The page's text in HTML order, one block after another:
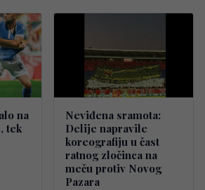
na
tek
Neviđena sramota:
Delije napravile
koreografiju u čast
ratnog zločinca na
meču protiv Novog
Pazara